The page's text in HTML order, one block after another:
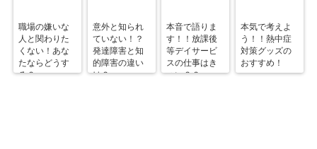
職場の嫌いな
人と関わりた
くない！あな
たならどうす
る？
意外と知られ
ていない！？
発達障害と知
的障害の違い
は？
本音で語りま
す！！放課後
等デイサービ
スの仕事はき
つい？？
本気で考えよ
う！！熱中症
対策グッズの
おすすめ！